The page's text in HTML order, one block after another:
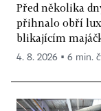
Před několika
přihnalo obří
blikajícím
4. 8. 2026 ▪ 6 min.